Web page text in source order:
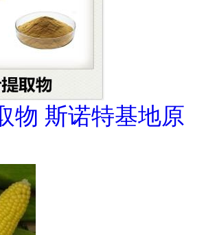
物 斯诺特基地原